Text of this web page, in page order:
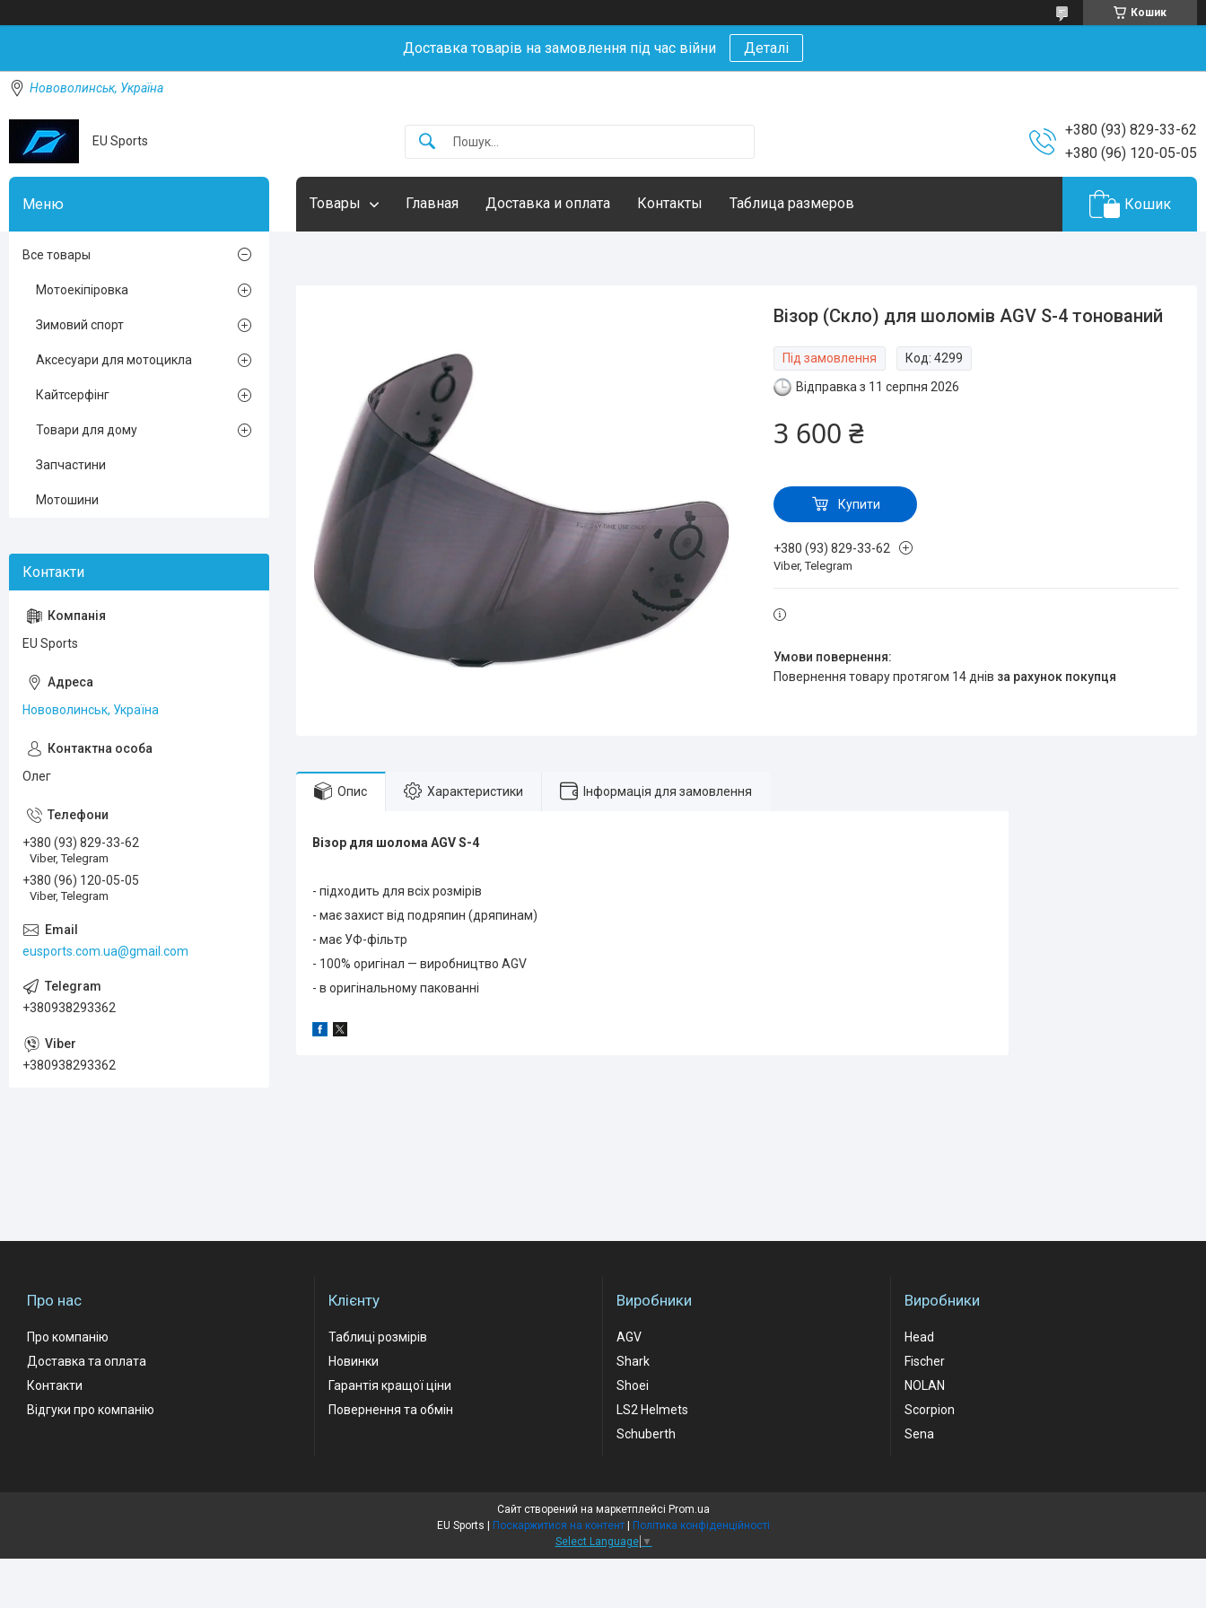
Кошик
Доставка товарів на замовлення під час війни Деталі
Нововолинськ, Україна
EU Sports
+380 (93) 829-33-62
+380 (96) 120-05-05
Товары Главная Доставка и оплата Контакты Таблица размеров Кошик
Візор (Скло) для шоломів AGV S-4 тонований
Під замовлення Код:4299
Відправка з 11 серпня 2026
3 600 ₴
Купити
+380 (93) 829-33-62
Viber, Telegram
повернення товару протягом 14 днів за рахунок покупця
Опис Характеристики Інформація для замовлення
Візор для шолома AGV S-4
- підходить для всіх розмірів
- має захист від подряпин (дряпинам)
- має УФ-фільтр
- 100% оригінал — виробництво AGV
- в оригінальному пакованні
Все товары
Мотоекіпіровка
Зимовий спорт
Аксесуари для мотоцикла
Кайтсерфінг
Товари для дому
Запчастини
Мотошини
EU Sports
Нововолинськ, Україна
Олег
+380 (93) 829-33-62
Viber, Telegram
+380 (96) 120-05-05
Viber, Telegram
eusports.com.ua@gmail.com
+380938293362
+380938293362
Про нас
Про компанію
Доставка та оплата
Контакти
Відгуки про компанію
Клієнту
Таблиці розмірів
Новинки
Гарантія кращої ціни
Повернення та обмін
Виробники
AGV
Shark
Shoei
LS2 Helmets
Schuberth
Виробники
Head
Fischer
NOLAN
Scorpion
Sena
Сайт створений на маркетплейсі Prom.ua
EU Sports | Поскаржитися на контент | Політика конфіденційності
Select Language ▼